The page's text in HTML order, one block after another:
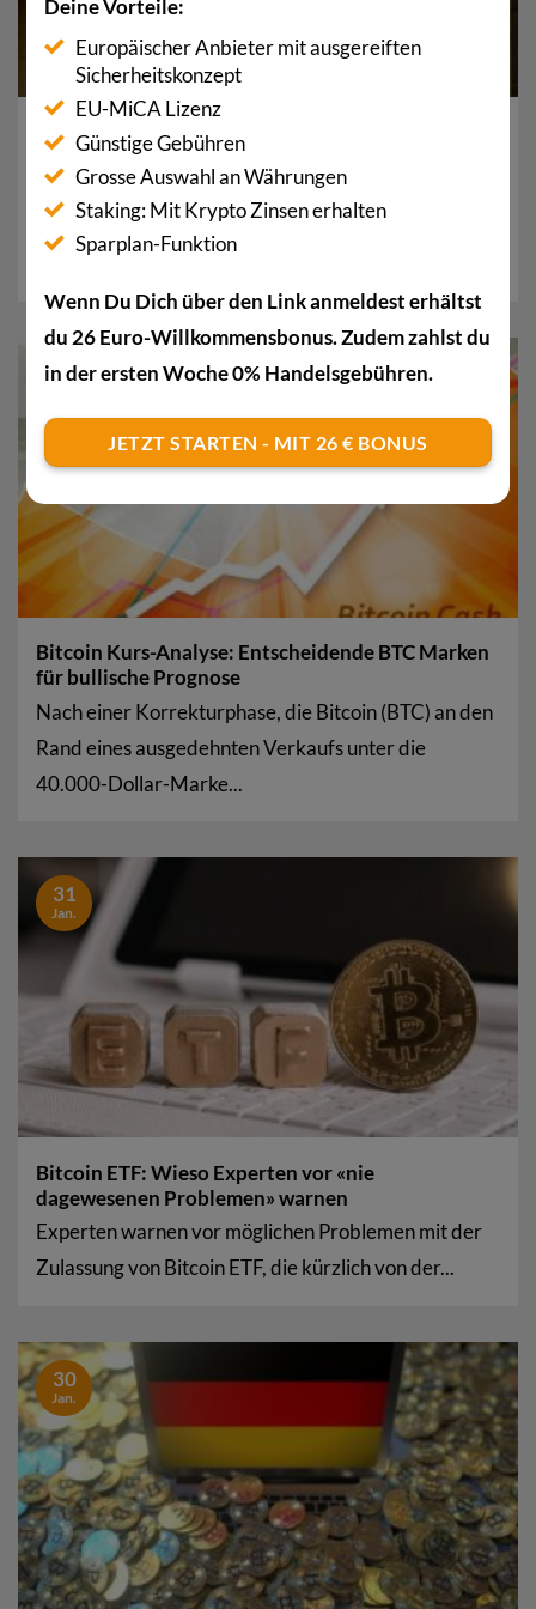
Bitcoin bei DZ Bank: Bietet zweitgrösste Bank in
Deutschland bald BTC an?
Die DZ Bank, als zweitgrösste Geschäftsbank
Deutschlands, plant einen bahnbrechenden Schritt in
den Kryptowährungshandel. Noch...
Bitcoin Kurs-Analyse: Entscheidende BTC Marken
für bullische Prognose
Nach einer Korrekturphase, die Bitcoin (BTC) an den
Rand eines ausgedehnten Verkaufs unter die
40.000-Dollar-Marke...
01
Bitcoin ETF: Wieso Experten vor «nie
dagewesenen Problemen» warnen
Experten warnen vor möglichen Problemen mit der
Zulassung von Bitcoin ETF, die kürzlich von der...
31
Jan.
30
Jan.
Deine Vorteile:
Europäischer Anbieter mit ausgereiften
Sicherheitskonzept
EU-MiCA Lizenz
Günstige Gebühren
Grosse Auswahl an Währungen
Staking: Mit Krypto Zinsen erhalten
Sparplan-Funktion
Wenn Du Dich über den Link anmeldest erhältst
du 26 Euro-Willkommensbonus. Zudem zahlst du
in der ersten Woche 0% Handelsgebühren.
JETZT STARTEN - MIT 26 € BONUS